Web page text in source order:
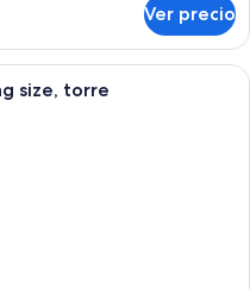
Ver precio
habitación de hotel moderna
size, torre